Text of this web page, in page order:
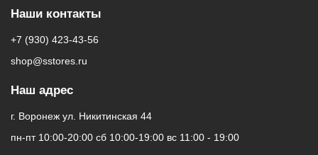
Наши контакты
+7 (930) 423-43-56
shop@sstores.ru
Наш адрес
г. Воронеж ул. Никитинская 44
пн-пт 10:00-20:00 сб 10:00-19:00 вс 11:00 - 19:00